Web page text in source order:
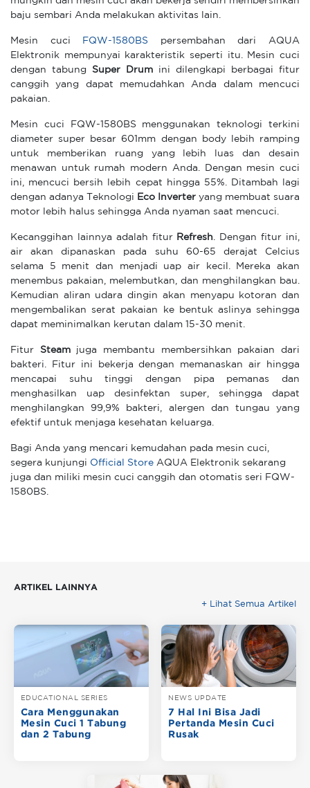
baju sembari Anda melakukan aktivitas lain.
Mesin cuci FQW-1580BS
persembahan dari AQUA
Elektronik mempunyai karakteristik seperti itu. Mesin cuci
dengan tabung Super Drum ini dilengkapi berbagai fitur
canggih yang dapat memudahkan Anda dalam mencuci
pakaian.
Mesin cuci FQW-1580BS menggunakan teknologi terkini
diameter super besar 601mm dengan body lebih ramping
untuk memberikan ruang yang lebih luas dan desain
menawan untuk rumah modern Anda. Dengan mesin cuci
ini, mencuci bersih lebih cepat hingga 55%. Ditambah lagi
dengan adanya Teknologi
Eco Inverter yang membuat suara
motor lebih halus sehingga Anda nyaman saat mencuci.
Kecanggihan lainnya adalah fitur Refresh
. Dengan fitur ini,
air akan dipanaskan pada suhu 60-65 derajat Celcius
selama 5 menit dan menjadi uap air kecil. Mereka akan
menembus pakaian, melembutkan, dan menghilangkan bau.
Kemudian aliran udara dingin akan menyapu kotoran dan
mengembalikan serat pakaian ke bentuk aslinya sehingga
dapat meminimalkan kerutan dalam 15-30 menit.
Fitur Steam juga membantu membersihkan pakaian dari
bakteri. Fitur ini bekerja dengan memanaskan air hingga
mencapai suhu tinggi dengan pipa pemanas dan
menghasilkan uap desinfektan super, sehingga dapat
menghilangkan 99,9% bakteri, alergen dan tungau yang
efektif untuk menjaga kesehatan keluarga.
Bagi Anda yang mencari kemudahan pada mesin cuci,
segera kunjungi Official Store AQUA Elektronik sekarang
juga dan miliki mesin cuci canggih dan otomatis seri FQW-
1580BS.
ARTIKEL LAINNYA
+ Lihat Semua Artikel
EDUCATIONAL SERIES
Cara Menggunakan
Mesin Cuci 1 Tabung
dan 2 Tabung
NEWS UPDATE
7 Hal Ini Bisa Jadi
Pertanda Mesin Cuci
Rusak